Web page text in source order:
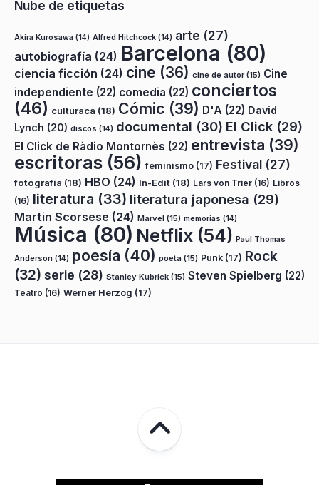
Nube de etiquetas
Akira Kurosawa (14) Alfred Hitchcock (14) arte (27)
autobiografía (24) Barcelona (80)
ciencia ficción (24) cine (36) cine de autor(15) Cine
independiente (22) comedia (22) conciertos
(46) culturaca (18) Cómic (39) D'A (22) David
Lynch (20) discos (14) documental (30) El Click (29)
El Click de Ràdio Montornès (22) entrevista (39)
escritoras (56) feminismo (17) Festival (27)
fotografía (18) HBO (24) In-Edit (18) Lars von Trier (16) Libros
(16) literatura (33) literatura japonesa (29)
Martin Scorsese (24) Marvel (15) memorias (14)
Música (80) Netflix (54) Paul Thomas
Anderson (14) poesía (40) poeta (15) Punk (17) Rock
(32) serie (28) Stanley Kubrick (15) Steven Spielberg (22)
Teatro (16) Werner Herzog (17)